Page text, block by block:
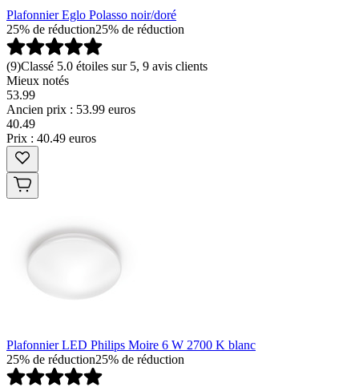
Plafonnier Eglo Polasso noir/doré
25% de réduction25% de réduction
(9)Classé 5.0 étoiles sur 5, 9 avis clients
Mieux notés
53.99
Ancien prix : 53.99 euros
40.49
Prix : 40.49 euros
Plafonnier LED Philips Moire 6 W 2700 K blanc
25% de réduction25% de réduction